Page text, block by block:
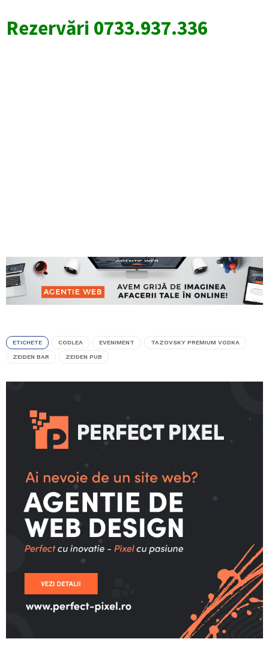
Rezervări 0733.937.336
ETICHETE CODLEA EVENIMENT TAZOVSKY PREMIUM VODKA
ZEIDEN BAR ZEIDEN PUB